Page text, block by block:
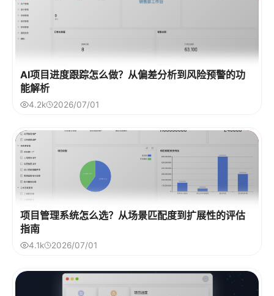
AI项目进度跟踪怎么做？从偏差分析到风险预警的功
能解析
4.2k 2026/07/01
项目管理系统怎么选？从场景匹配度到扩展性的评估
指南
4.1k 2026/07/01